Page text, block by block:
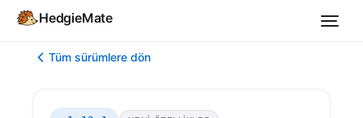
HedgieMate
Tüm sürümlere dön